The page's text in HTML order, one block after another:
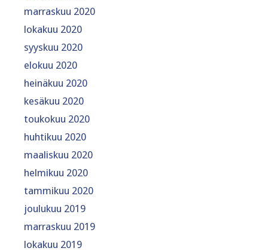
marraskuu 2020
lokakuu 2020
syyskuu 2020
elokuu 2020
heinäkuu 2020
kesäkuu 2020
toukokuu 2020
huhtikuu 2020
maaliskuu 2020
helmikuu 2020
tammikuu 2020
joulukuu 2019
marraskuu 2019
lokakuu 2019